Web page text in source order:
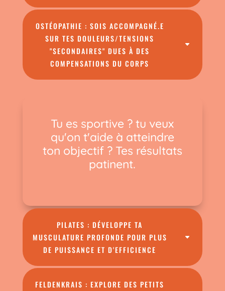
OSTÉOPATHIE : SOIS ACCOMPAGNÉ.E
SUR TES DOULEURS/TENSIONS
"SECONDAIRES" DUES À DES
COMPENSATIONS DU CORPS
Tu es sportive ? tu veux
qu'on t'aide à atteindre
ton objectif ? Tes résultats
patinent.
PILATES : DÉVELOPPE TA
MUSCULATURE PROFONDE POUR PLUS
DE PUISSANCE ET D'EFFICIENCE
FELDENKRAIS : EXPLORE DES PETITS